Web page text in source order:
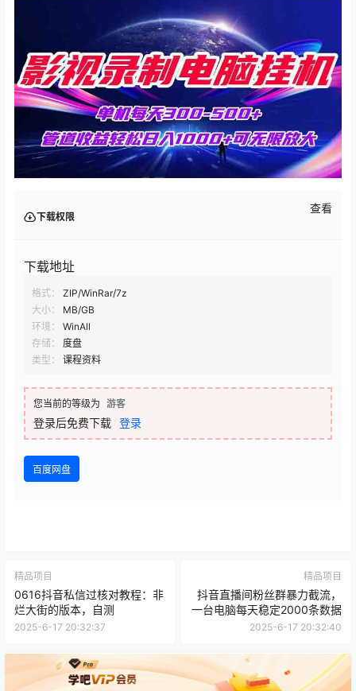
下载权限
查看
下载地址
格式：
ZIP/WinRar/7z
大小：
MB/GB
环境：
WinAll
存储：
度盘
类型：
课程资料
您当前的等级为 游客
登录后免费下载 登录
百度网盘
精品项目
0616抖音私信过核对教程：非
烂大街的版本，自测
2025-6-17 20:32:37
精品项目
抖音直播间粉丝群暴力截流，
一台电脑每天稳定2000条数据
2025-6-17 20:32:40